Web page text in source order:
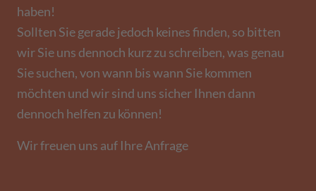
haben!
Sollten Sie gerade jedoch keines finden, so bitten
wir Sie uns dennoch kurz zu schreiben, was genau
Sie suchen, von wann bis wann Sie kommen
möchten und wir sind uns sicher Ihnen dann
dennoch helfen zu können!
Wir freuen uns auf Ihre Anfrage